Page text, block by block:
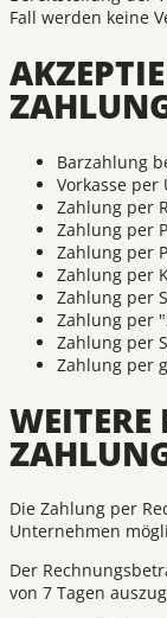
Fall werden keine
Barzahlung
Vorkasse per
Zahlung per
Zahlung per
Zahlung per
Zahlung per
Zahlung per
Zahlung per
Zahlung per
Zahlung per
WEITERE
Die Zahlung per
Unternehmen
Der
von 7 Tagen